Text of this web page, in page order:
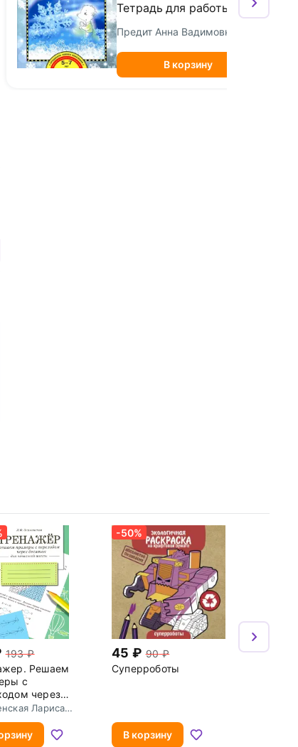
Тетрадь для работы
взрослых с детьми.
Учебное пособие. ФГОС
Предит Анна Вадимовна
В корзину
193
Решаем
с
через
Рабочая
для
школы
Лариса
-50%
45
90
Суперроботы
В корзину